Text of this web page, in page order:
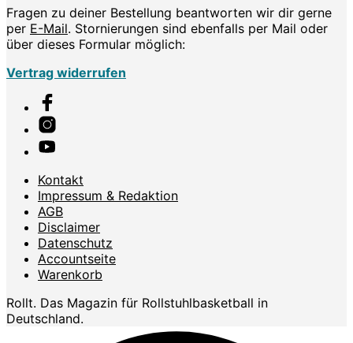
Fragen zu deiner Bestellung beantworten wir dir gerne
per E-Mail. Stornierungen sind ebenfalls per Mail oder
über dieses Formular möglich:
Vertrag widerrufen
Kontakt
Impressum & Redaktion
AGB
Disclaimer
Datenschutz
Accountseite
Warenkorb
Rollt. Das Magazin für Rollstuhlbasketball in
Deutschland.